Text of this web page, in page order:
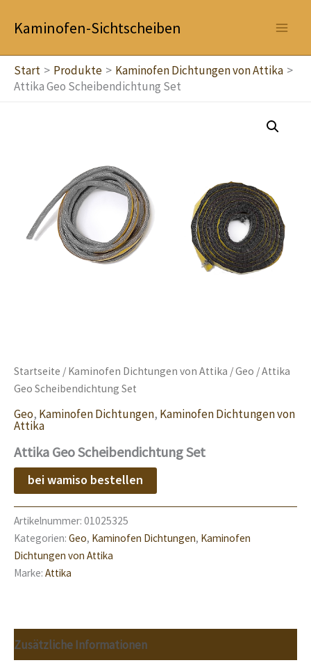
InhaltKaminofen-Sichtscheiben
Start Produkte
Kaminofen Dichtungen von Attika
Attika Geo Scheibendichtung Set
Startseite / Kaminofen Dichtungen von Attika /Geo / Attika
Geo Scheibendichtung Set
Geo, Kaminofen Dichtungen, Kaminofen Dichtungen von
Attika
Attika Geo Scheibendichtung Set
bei wamiso bestellen
Artikelnummer: 01025325
Kategorien: Geo, Kaminofen Dichtungen, Kaminofen
Dichtungen von Attika
Marke: Attika
Zusätzliche Informationen